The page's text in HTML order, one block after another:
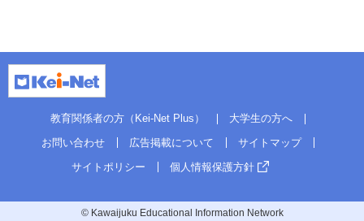
教育関係者の方（Kei-Net Plus）
大学生の方へ
お問い合わせ
広告掲載について
サイトマップ
サイトポリシー
個人情報保護方針
© Kawaijuku Educational Information Network